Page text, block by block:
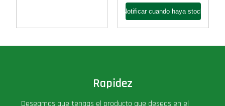
Rapidez
Deseamos que tengas el producto que deseas en el